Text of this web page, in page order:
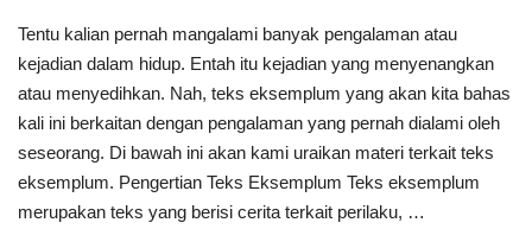
Tentu kalian pernah mangalami banyak pengalaman atau
kejadian dalam hidup. Entah itu kejadian yang menyenangkan
atau menyedihkan. Nah, teks eksemplum yang akan kita bahas
kali ini berkaitan dengan pengalaman yang pernah dialami oleh
seseorang. Di bawah ini akan kami uraikan materi terkait teks
eksemplum. Pengertian Teks Eksemplum Teks eksemplum
merupakan teks yang berisi cerita terkait perilaku, …